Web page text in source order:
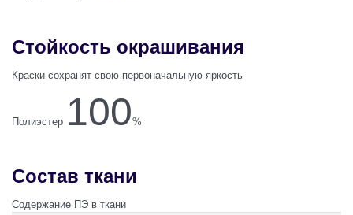
Стойкость окрашивания
Краски сохранят свою первоначальную яркость
Полиэстер 100%
Состав ткани
Содержание ПЭ в ткани